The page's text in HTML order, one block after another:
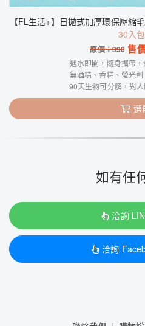
【FL生活+】日拋式加厚環保壓縮
30入
原價：990 售
遇水即開，隨身攜帶
無酒精、香精、螢光
90天生物可分解，對
選
如有任
洽詢
洽詢